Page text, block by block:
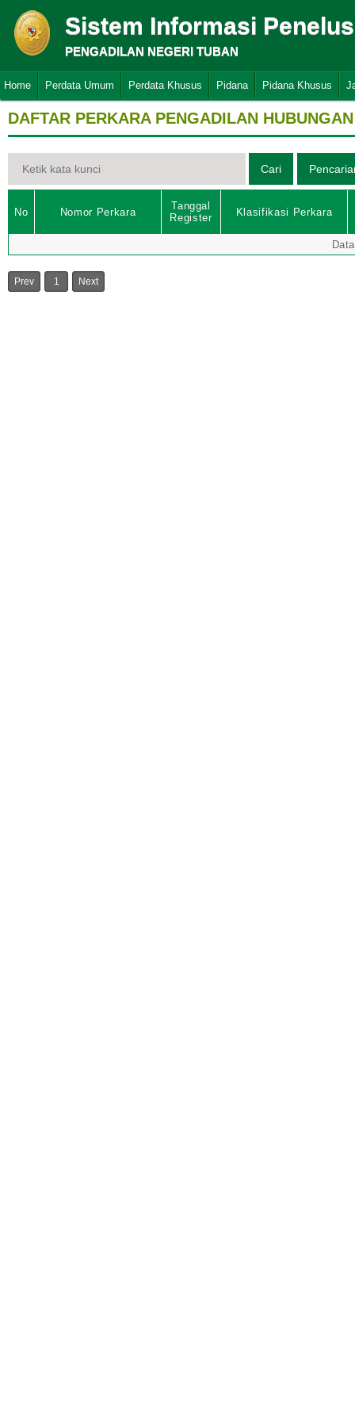
Sistem Informasi
PENGADILAN NEGERI TUBAN
Home Perdata Umum Perdata Khusus Pidana Pidana Khusus
DAFTAR PERKARA PENGADILAN
No Nomor Perkara
Tanggal
Register
Klasifikasi Perkara
Prev 1 Next